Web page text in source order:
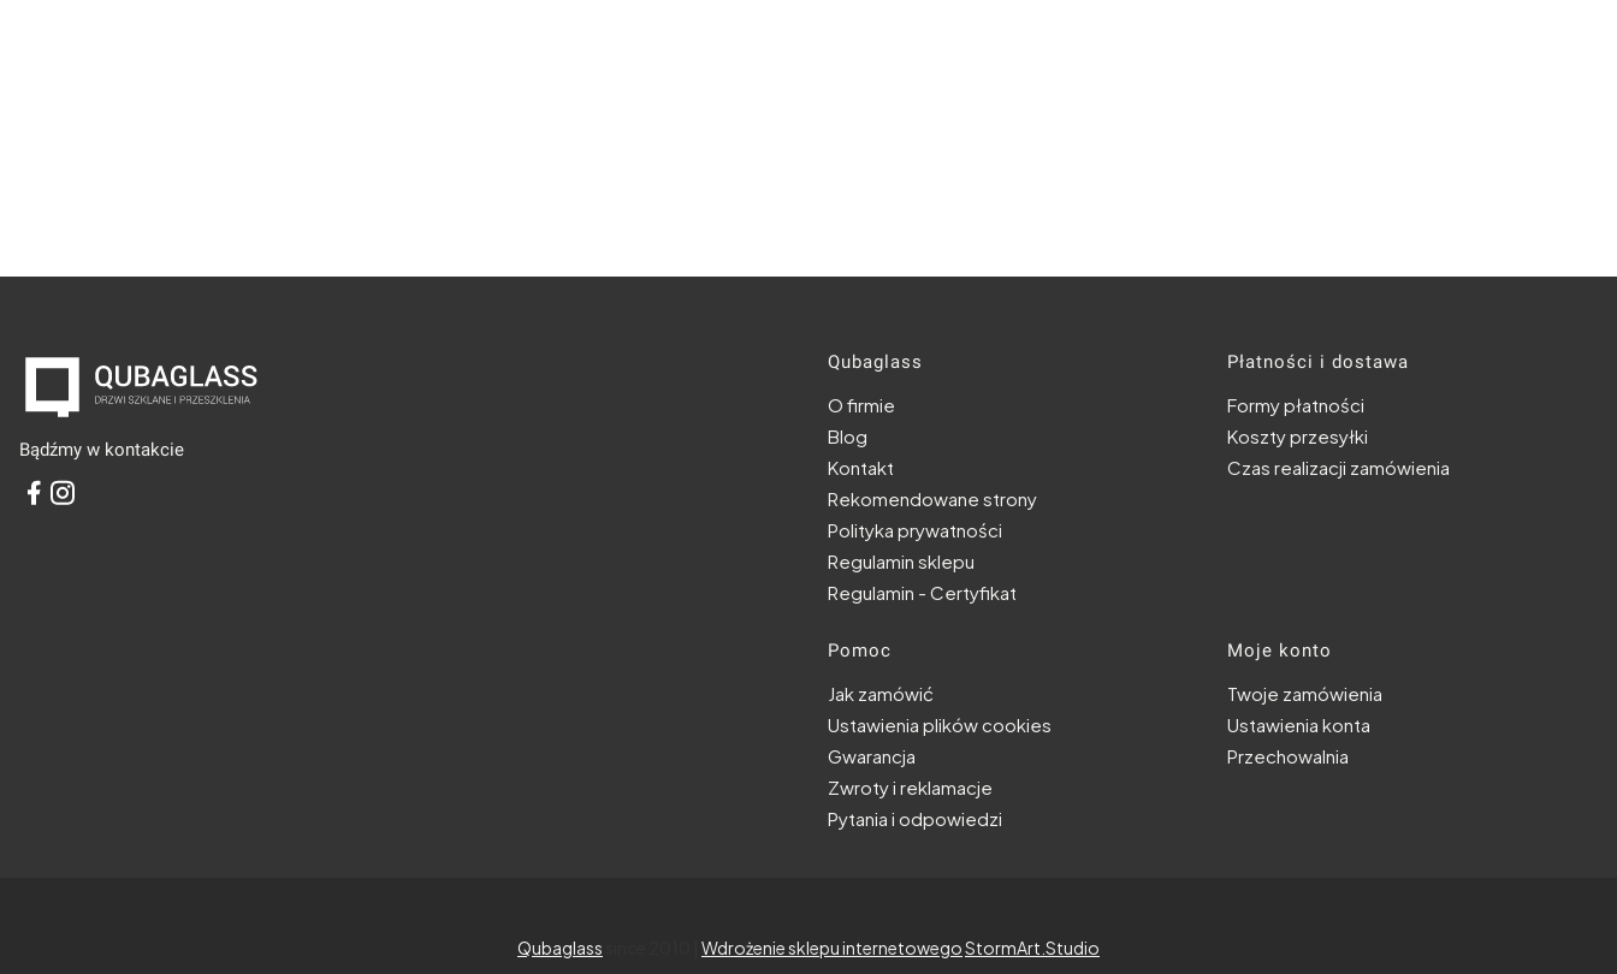
Bądźmy w kontakcie
Linki w stopce
Qubaglass
O firmie
Blog
Kontakt
Rekomendowane strony
Polityka prywatności
Regulamin sklepu
Regulamin - Certyfikat
Płatności i dostawa
Formy płatności
Koszty przesyłki
Czas realizacji zamówienia
Pomoc
Jak zamówić
Ustawienia plików cookies
Gwarancja
Zwroty i reklamacje
Pytania i odpowiedzi
Moje konto
Twoje zamówienia
Ustawienia konta
Przechowalnia
Qubaglass Wdrożenie sklepu internetowegoStormArt.Studio